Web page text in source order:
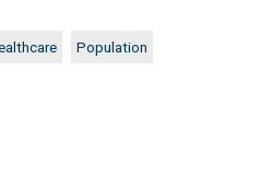
Population